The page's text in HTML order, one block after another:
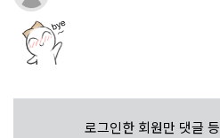
로그인한 회원만 댓글